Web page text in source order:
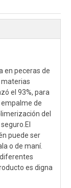
en peceras de
materias
el 93%, para
de
del
puede ser
o de maní.
es digna